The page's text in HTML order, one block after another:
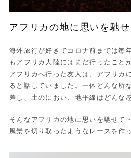
アフリカの地に思いを馳せ
海外旅行が好きでコロナ前までは毎
もアフリカ大陸にはまだ行ったこと
アフリカへ行った友人は、アフリカ
ると話していました。一体どんな所
差し、土のにおい、地平線はどんな
そんなアフリカの地に思いを馳せて
風景を切り取ったようなレースを作